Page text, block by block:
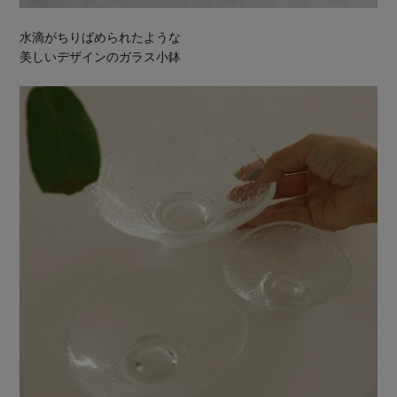
水滴がちりばめられたような
美しいデザインのガラス小鉢